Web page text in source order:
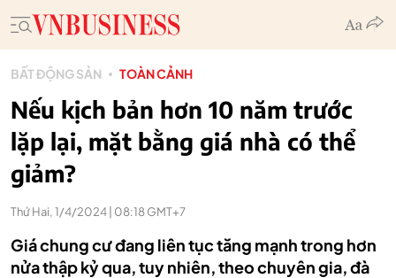
BẤT ĐỘNG SẢN TOÀN CẢNH
Nếu kịch bản hơn 10 năm trước
lặp lại, mặt bằng giá nhà có thể
giảm?
Thứ Hai, 1/4/2024 | 08:18 GMT+7
Giá chung cư đang liên tục tăng mạnh trong hơn
nửa thập kỷ qua, tuy nhiên, theo chuyên gia, đà